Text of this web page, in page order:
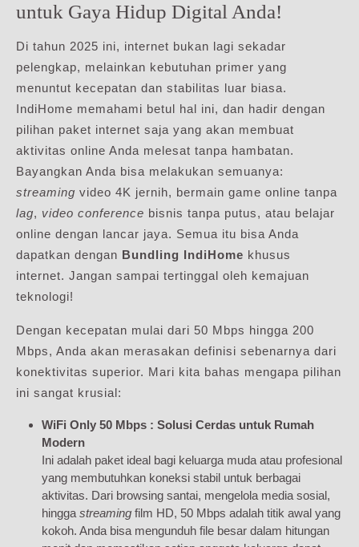
untuk Gaya Hidup Digital Anda!
Di tahun 2025 ini, internet bukan lagi sekadar
pelengkap, melainkan kebutuhan primer yang
menuntut kecepatan dan stabilitas luar biasa.
IndiHome memahami betul hal ini, dan hadir dengan
pilihan paket internet saja yang akan membuat
aktivitas online Anda melesat tanpa hambatan.
Bayangkan Anda bisa melakukan semuanya:
streaming video 4K jernih, bermain game online tanpa
lag, video conference bisnis tanpa putus, atau belajar
online dengan lancar jaya. Semua itu bisa Anda
dapatkan dengan Bundling IndiHome khusus
internet. Jangan sampai tertinggal oleh kemajuan
teknologi!
Dengan kecepatan mulai dari 50 Mbps hingga 200
Mbps, Anda akan merasakan definisi sebenarnya dari
konektivitas superior. Mari kita bahas mengapa pilihan
ini sangat krusial:
WiFi Only 50 Mbps : Solusi Cerdas untuk Rumah
Modern
Ini adalah paket ideal bagi keluarga muda atau profesional
yang membutuhkan koneksi stabil untuk berbagai
aktivitas. Dari browsing santai, mengelola media sosial,
hinggastreaming film HD, 50 Mbps adalah titik awal yang
kokoh. Anda bisa mengunduh file besar dalam hitungan